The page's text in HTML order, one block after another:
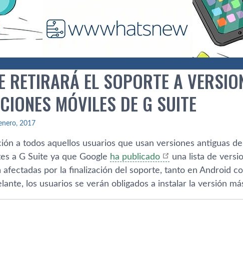
RETIRARÁ EL SOPORTE A
MÓVILES DE G SUITE
2017
a todos aquellos usuarios que usan versiones antiguas
a G Suite ya que Google ha publicado
una lista de
afectadas por la finalización del soporte, tanto en Android
los usuarios se verán obligados a instalar la versión